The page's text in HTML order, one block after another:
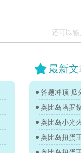
还可以输
最新文
答题冲顶 瓜
奥比岛塔罗
奥比岛小光